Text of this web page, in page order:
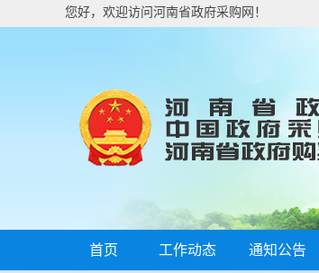
您好，欢迎访问河南省政府采购网！
首页 工作动态 通知公告